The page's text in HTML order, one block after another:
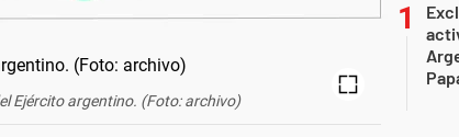
Ejército argentino. (Foto: archivo)